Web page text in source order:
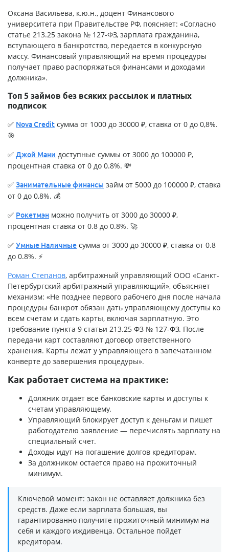
Оксана Васильева, к.ю.н., доцент Финансового
университета при Правительстве РФ, поясняет: «Согласно
статье 213.25 закона № 127-ФЗ, зарплата гражданина,
вступающего в банкротство, передается в конкурсную
массу. Финансовый управляющий на время процедуры
получает право распоряжаться финансами и доходами
должника».
Топ 5 займов без всяких рассылок и платных
подписок
✅ Nova Credit сумма от 1000 до 30000 ₽, ставка от 0 до 0,8%.
🎯
✅ Джой Мани доступные суммы от 3000 до 100000 ₽,
процентная ставка от 0 до 0.8%. 💸
✅ Занимательные финансы займ от 5000 до 100000 ₽, ставка
от 0 до 0,8%. 💰
✅ Рокетмэн можно получить от 3000 до 30000 ₽,
процентная ставка от 0.8 до 0.8%. 🚀
✅ Умные Наличные сумма от 3000 до 30000 ₽, ставка от 0.8
до 0.8%. ⚡
Роман Степанов, арбитражный управляющий ООО «Санкт-
Петербургский арбитражный управляющий», объясняет
механизм: «Не позднее первого рабочего дня после начала
процедуры банкрот обязан дать управляющему доступы ко
всем счетам и сдать карты, включая зарплатную. Это
требование пункта 9 статьи 213.25 ФЗ № 127-ФЗ. После
передачи карт составляют договор ответственного
хранения. Карты лежат у управляющего в запечатанном
конверте до завершения процедуры».
Как работает система на практике:
Должник отдает все банковские карты и доступы к
счетам управляющему.
Управляющий блокирует доступ к деньгам и пишет
работодателю заявление — перечислять зарплату на
специальный счет.
Доходы идут на погашение долгов кредиторам.
За должником остается право на прожиточный
минимум.
Ключевой момент: закон не оставляет должника без
средств. Даже если зарплата большая, вы
гарантированно получите прожиточный минимум на
себя и каждого иждивенца. Остальное пойдет
кредиторам.